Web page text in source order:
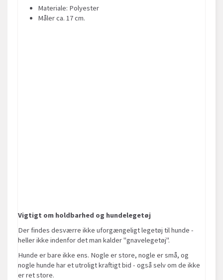
Materiale: Polyester
Måler ca. 17 cm.
Vigtigt om holdbarhed og hundelegetøj
Der findes desværre ikke uforgængeligt legetøj til hunde -
heller ikke indenfor det man kalder "gnavelegetøj".
Hunde er bare ikke ens. Nogle er store, nogle er små, og
nogle hunde har et utroligt kraftigt bid - også selv om de ikke
er ret store.